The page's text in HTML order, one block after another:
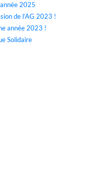
2025
de l’AG 2023 !
année 2023 !
Solidaire